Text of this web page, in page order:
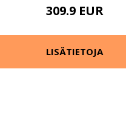
309.9 EUR
LISÄTIETOJA